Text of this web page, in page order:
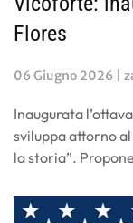
Flores
06 Giugno 2026 |
Inaugurata
sviluppa attorno
la storia”.